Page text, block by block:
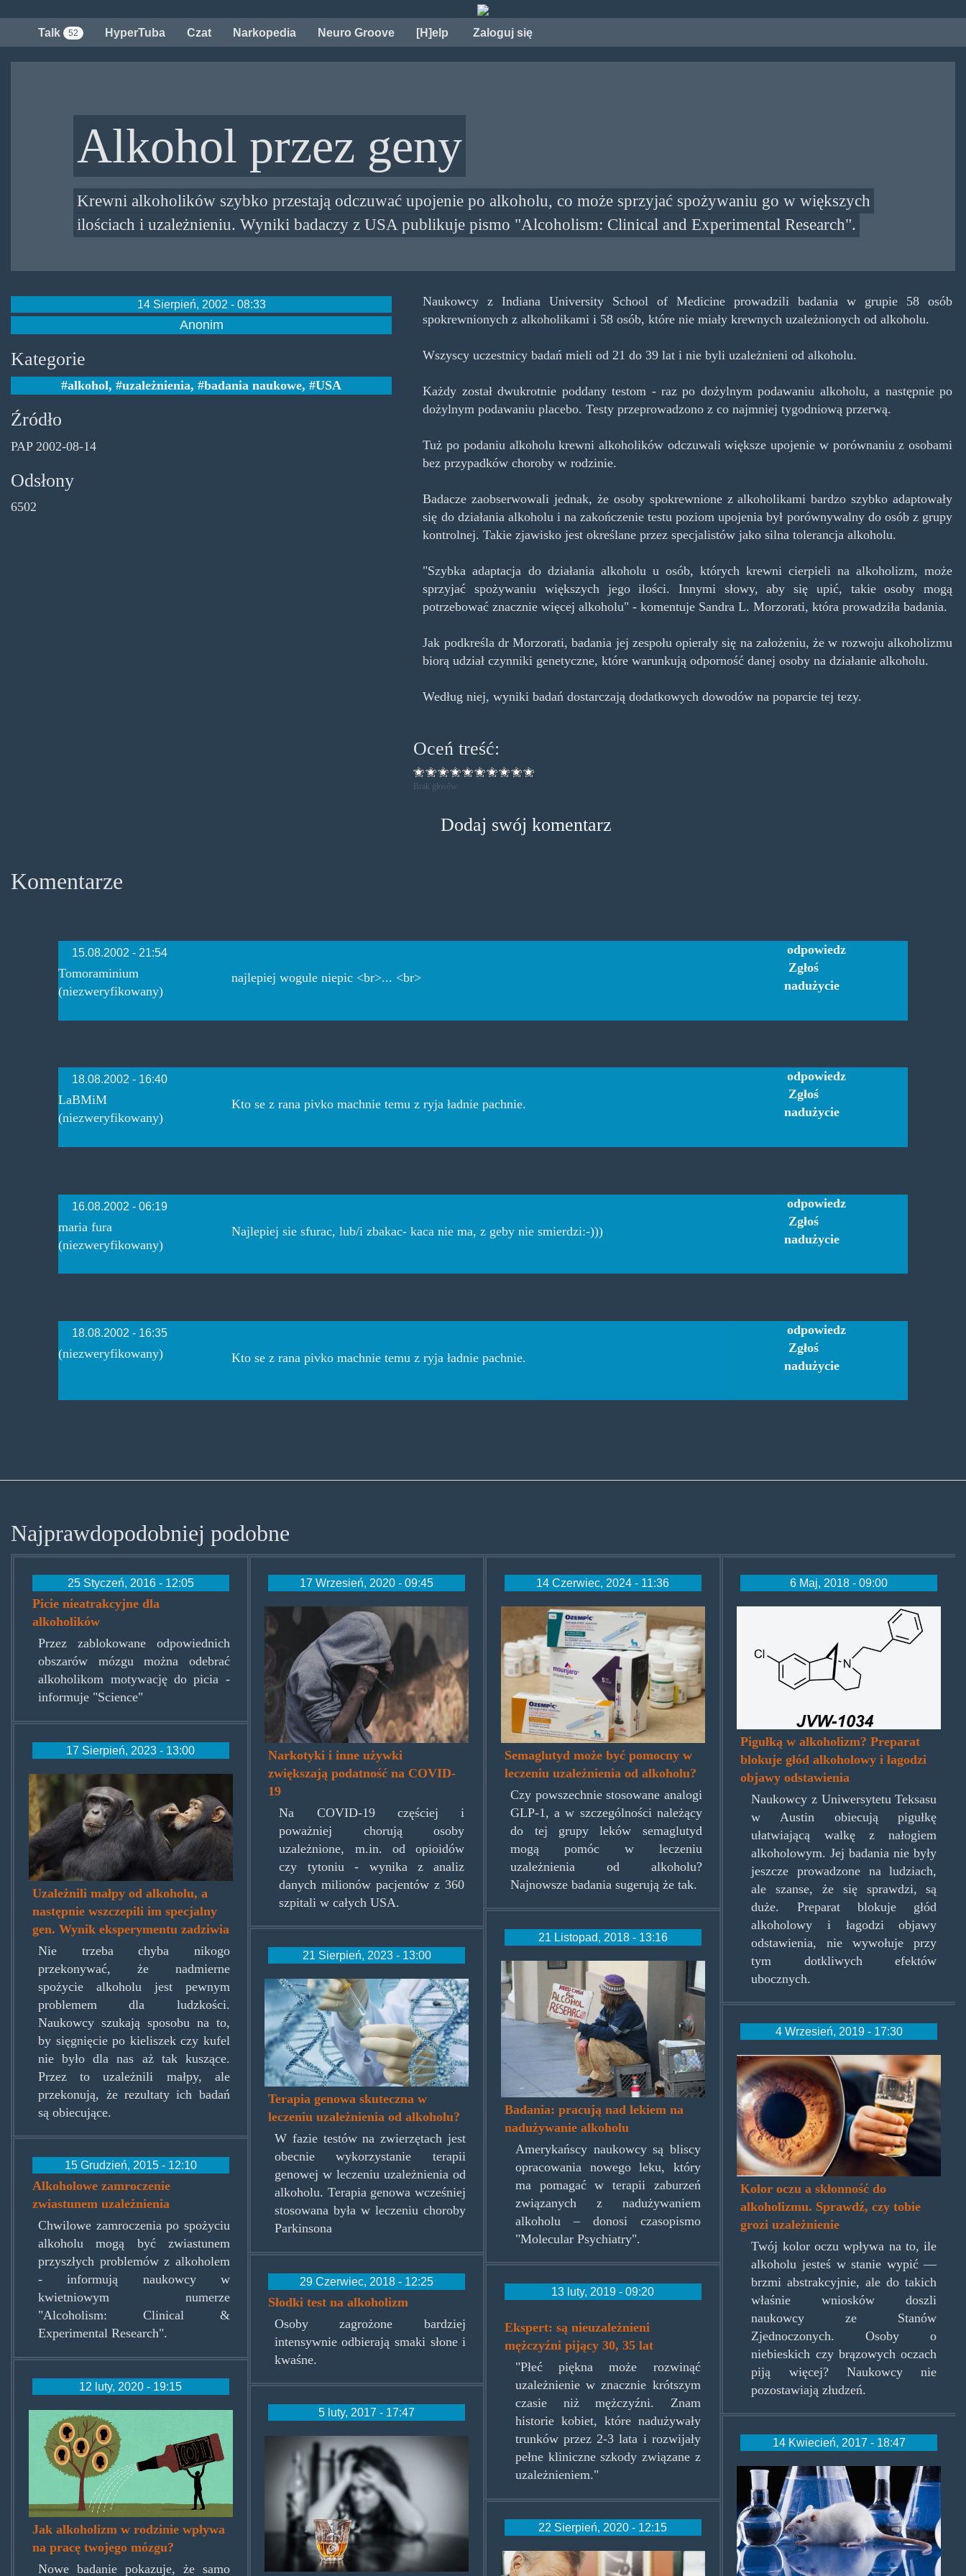
treści
Talk 52 HyperTuba Czat Narkopedia Neuro Groove [H]elp Zaloguj się
Alkohol przez geny
Krewni alkoholików szybko przestają odczuwać upojenie po alkoholu, co może sprzyjać spożywaniu go w większych
ilościach i uzależnieniu. Wyniki badaczy z USA publikuje pismo "Alcoholism: Clinical and Experimental Research".
14 Sierpień, 2002 - 08:33
Anonim
Kategorie
alkohol, uzależnienia, badania naukowe, USA
Źródło
PAP 2002-08-14
Odsłony
6502
Naukowcy z Indiana University School of Medicine prowadzili badania w grupie 58 osób
spokrewnionych z alkoholikami i 58 osób, które nie miały krewnych uzależnionych od alkoholu.
Wszyscy uczestnicy badań mieli od 21 do 39 lat i nie byli uzależnieni od alkoholu.
Każdy został dwukrotnie poddany testom - raz po dożylnym podawaniu alkoholu, a następnie po
dożylnym podawaniu placebo. Testy przeprowadzono z co najmniej tygodniową przerwą.
Tuż po podaniu alkoholu krewni alkoholików odczuwali większe upojenie w porównaniu z osobami
bez przypadków choroby w rodzinie.
Badacze zaobserwowali jednak, że osoby spokrewnione z alkoholikami bardzo szybko adaptowały
się do działania alkoholu i na zakończenie testu poziom upojenia był porównywalny do osób z grupy
kontrolnej. Takie zjawisko jest określane przez specjalistów jako silna tolerancja alkoholu.
"Szybka adaptacja do działania alkoholu u osób, których krewni cierpieli na alkoholizm, może
sprzyjać spożywaniu większych jego ilości. Innymi słowy, aby się upić, takie osoby mogą
potrzebować znacznie więcej alkoholu" - komentuje Sandra L. Morzorati, która prowadziła badania.
Jak podkreśla dr Morzorati, badania jej zespołu opierały się na założeniu, że w rozwoju alkoholizmu
biorą udział czynniki genetyczne, które warunkują odporność danej osoby na działanie alkoholu.
Według niej, wyniki badań dostarczają dodatkowych dowodów na poparcie tej tezy.
Oceń treść:
Brak głosów
Dodaj swój komentarz
Komentarze
15.08.2002 - 21:54
Tomoraminium
(niezweryfikowany)
najlepiej wogule niepic <br>... <br>
odpowiedz
Zgłoś
nadużycie
18.08.2002 - 16:40
LaBMiM
(niezweryfikowany)
Kto se z rana pivko machnie temu z ryja ładnie pachnie.
odpowiedz
Zgłoś
nadużycie
16.08.2002 - 06:19
maria fura
(niezweryfikowany)
Najlepiej sie sfurac, lub/i zbakac- kaca nie ma, z geby nie smierdzi:-)))
odpowiedz
Zgłoś
nadużycie
18.08.2002 - 16:35
(niezweryfikowany) Kto se z rana pivko machnie temu z ryja ładnie pachnie.
odpowiedz
Zgłoś
nadużycie
Najprawdopodobniej podobne
25 Styczeń, 2016 - 12:05
Picie nieatrakcyjne dla
alkoholików
Przez zablokowane odpowiednich
obszarów mózgu można odebrać
alkoholikom motywację do picia -
informuje "Science"
17 Sierpień, 2023 - 13:00
chimps-
rex.jpg
Uzależnili małpy od alkoholu, a
następnie wszczepili im specjalny
gen. Wynik eksperymentu zadziwia
Nie trzeba chyba nikogo
przekonywać, że nadmierne
spożycie alkoholu jest pewnym
problemem dla ludzkości.
Naukowcy szukają sposobu na to,
by sięgnięcie po kieliszek czy kufel
nie było dla nas aż tak kuszące.
Przez to uzależnili małpy, ale
przekonują, że rezultaty ich badań
są obiecujące.
15 Grudzień, 2015 - 12:10
Alkoholowe zamroczenie
zwiastunem uzależnienia
Chwilowe zamroczenia po spożyciu
alkoholu mogą być zwiastunem
przyszłych problemów z alkoholem
- informują naukowcy w
kwietniowym numerze
"Alcoholism: Clinical &
Experimental Research".
12 luty, 2020 - 19:15
alcoholisminfamily.jpg
Jak alkoholizm w rodzinie wpływa
na pracę twojego mózgu?
Nowe badanie pokazuje, że samo
17 Wrzesień, 2020 - 09:45
covidrugs.jpg
Narkotyki i inne używki
zwiększają podatność na COVID-
19
Na COVID-19 częściej i
poważniej chorują osoby
uzależnione, m.in. od opioidów
czy tytoniu - wynika z analiz
danych milionów pacjentów z 360
szpitali w całych USA.
21 Sierpień, 2023 - 13:00
alcogene.jpg
Terapia genowa skuteczna w
leczeniu uzależnienia od alkoholu?
W fazie testów na zwierzętach jest
obecnie wykorzystanie terapii
genowej w leczeniu uzależnienia od
alkoholu. Terapia genowa wcześniej
stosowana była w leczeniu choroby
Parkinsona
29 Czerwiec, 2018 - 12:25
Słodki test na alkoholizm
Osoby zagrożone bardziej
intensywnie odbierają smaki słone i
kwaśne.
5 luty, 2017 - 17:47
alcohol-
problem.jpg
14 Czerwiec, 2024 - 11:36
semaglutyd.jpg
Semaglutyd może być pomocny w
leczeniu uzależnienia od alkoholu?
Czy powszechnie stosowane analogi
GLP-1, a w szczególności należący
do tej grupy leków semaglutyd
mogą pomóc w leczeniu
uzależnienia od alkoholu?
Najnowsze badania sugerują że tak.
21 Listopad, 2018 - 13:16
alcoholresearch.jpg
Badania: pracują nad lekiem na
nadużywanie alkoholu
Amerykańscy naukowcy są bliscy
opracowania nowego leku, który
ma pomagać w terapii zaburzeń
związanych z nadużywaniem
alkoholu – donosi czasopismo
"Molecular Psychiatry".
13 luty, 2019 - 09:20
oldmandrunk.jpg
Ekspert: są nieuzależnieni
mężczyźni pijący 30, 35 lat
"Płeć piękna może rozwinąć
uzależnienie w znacznie krótszym
czasie niż mężczyźni. Znam
historie kobiet, które nadużywały
trunków przez 2-3 lata i rozwijały
pełne kliniczne szkody związane z
uzależnieniem."
22 Sierpień, 2020 - 12:15
get-
6 Maj, 2018 - 09:00
Pigułką w alkoholizm? Preparat
blokuje głód alkoholowy i łagodzi
objawy odstawienia
Naukowcy z Uniwersytetu Teksasu
w Austin obiecują pigułkę
ułatwiającą walkę z nałogiem
alkoholowym. Jej badania nie były
jeszcze prowadzone na ludziach,
ale szanse, że się sprawdzi, są
duże. Preparat blokuje głód
alkoholowy i łagodzi objawy
odstawienia, nie wywołuje przy
tym dotkliwych efektów
ubocznych.
4 Wrzesień, 2019 - 17:30
eye-
828424.jpg
Kolor oczu a skłonność do
alkoholizmu. Sprawdź, czy tobie
grozi uzależnienie
Twój kolor oczu wpływa na to, ile
alkoholu jesteś w stanie wypić —
brzmi abstrakcyjnie, ale do takich
właśnie wniosków doszli
naukowcy ze Stanów
Zjednoczonych. Osoby o
niebieskich czy brązowych oczach
piją więcej? Naukowcy nie
pozostawiają złudzeń.
14 Kwiecień, 2017 - 18:47
lab-
rat.jpg